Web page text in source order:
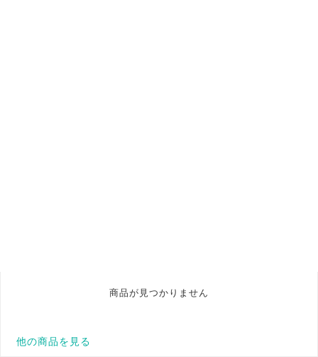
商品が見つかりません
他の商品を見る